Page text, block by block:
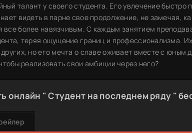
талант у своего студента. Его увлечение быстро
видеть в парне свое продолжение, не замечая,
все более навязчивым. С каждым занятием
теряя ощущение границ и профессионализма.
но его мечта о славе оживает вместе с юным
реализовать свои амбиции через него?
онлайн " Студент на последнем ряду "